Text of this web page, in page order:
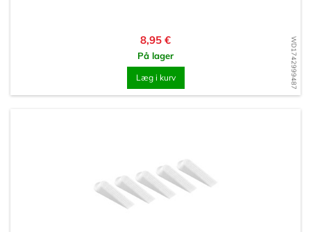
WD1742999487
Pris
8,95 €
På lager
Læg i kurv